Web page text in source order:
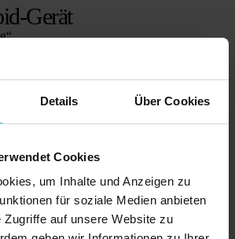
Details Über Cookies
Cookies
um Inhalte und Anzeigen zu
für soziale Medien anbieten
Zugriffe auf unsere Website zu
Gerät
zu „Meldungen“
auf
ein
Gerät
App auf
ein.
Apple